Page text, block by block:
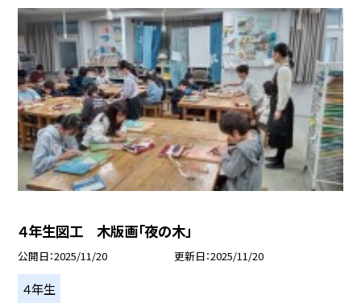
４年生図工 木版画「夜の木」
公開日 2025/11/20 更新日 2025/11/20
４年生